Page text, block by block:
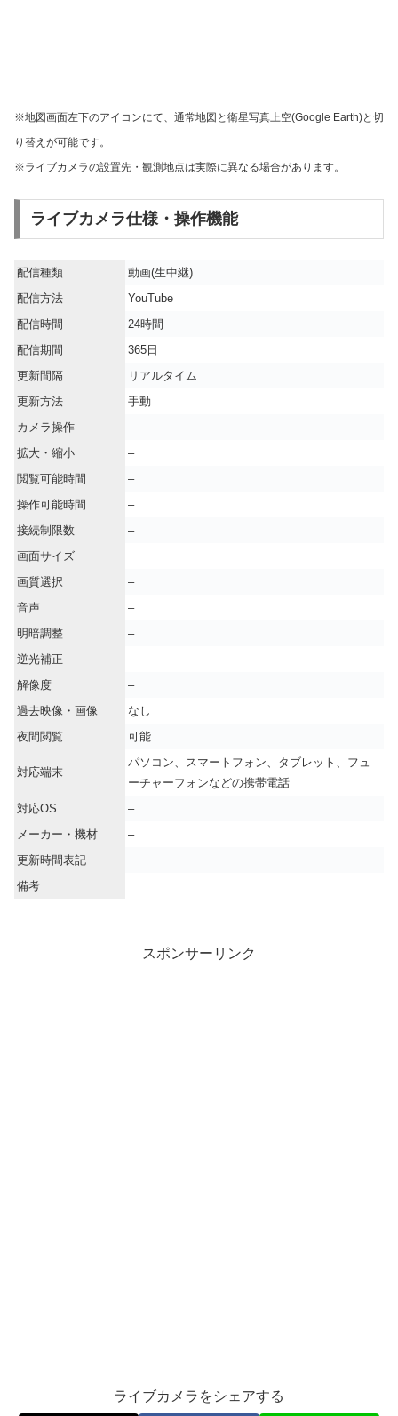
※地図画面左下のアイコンにて、通常地図と衛星写真上空(Google Earth)と切
り替えが可能です。
※ライブカメラの設置先・観測地点は実際に異なる場合があります。
ライブカメラ仕様・操作機能
配信種類
動画(生中継)
配信方法
YouTube
配信時間
24時間
配信期間
365日
更新間隔
リアルタイム
更新方法
手動
カメラ操作
–
拡大・縮小
–
閲覧可能時間
–
操作可能時間
–
接続制限数
–
画面サイズ
画質選択
–
音声
–
明暗調整
–
逆光補正
–
解像度
–
過去映像・画像
なし
夜間閲覧
可能
対応端末
パソコン、スマートフォン、タブレット、フュ
ーチャーフォンなどの携帯電話
対応OS
–
メーカー・機材
–
更新時間表記
備考
スポンサーリンク
ライブカメラをシェアする